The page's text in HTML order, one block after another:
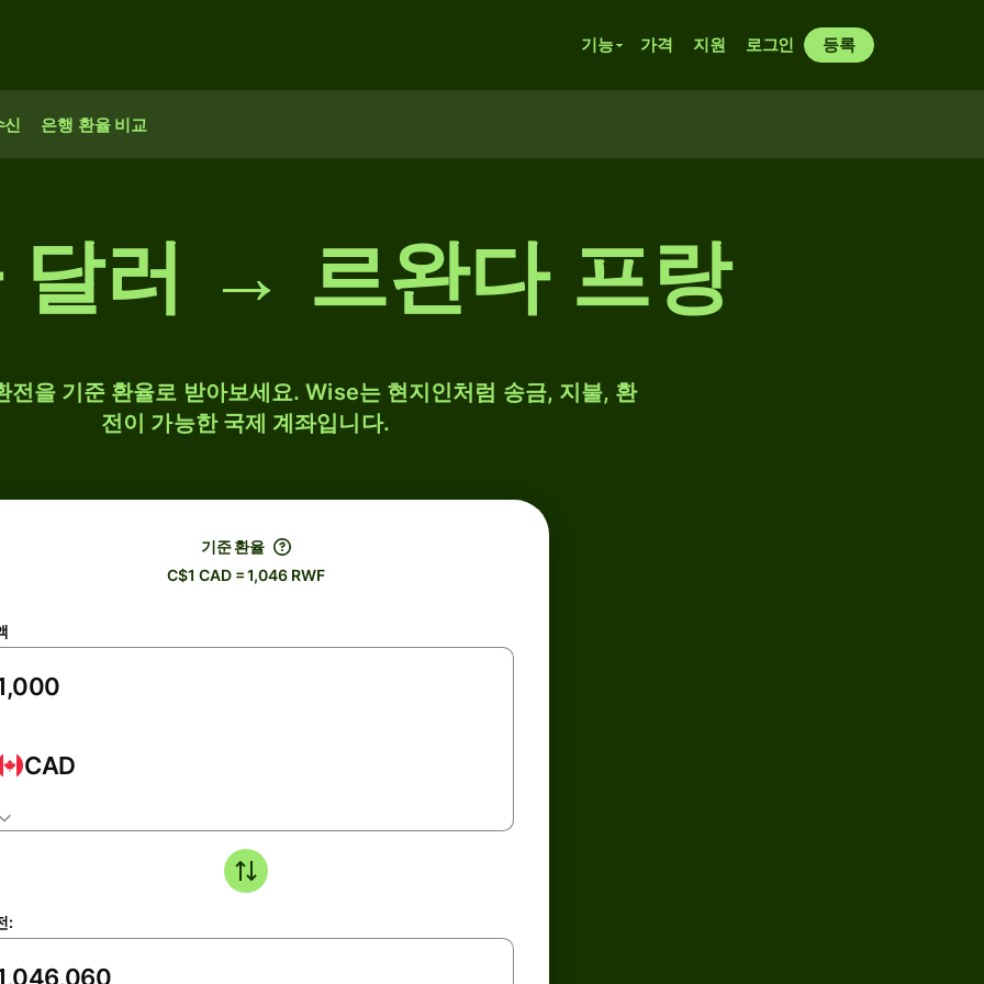
기능 가격 지원 로그인 등록
신 은행 환율 비교
달러 → 르완다 프랑
을 기준 환율로 받아보세요. Wise는 현지인처럼 송금, 지불, 환
전이 가능한 국제 계좌입니다.
기준 환율
C$1 CAD = 1,046 RWF
CAD
: